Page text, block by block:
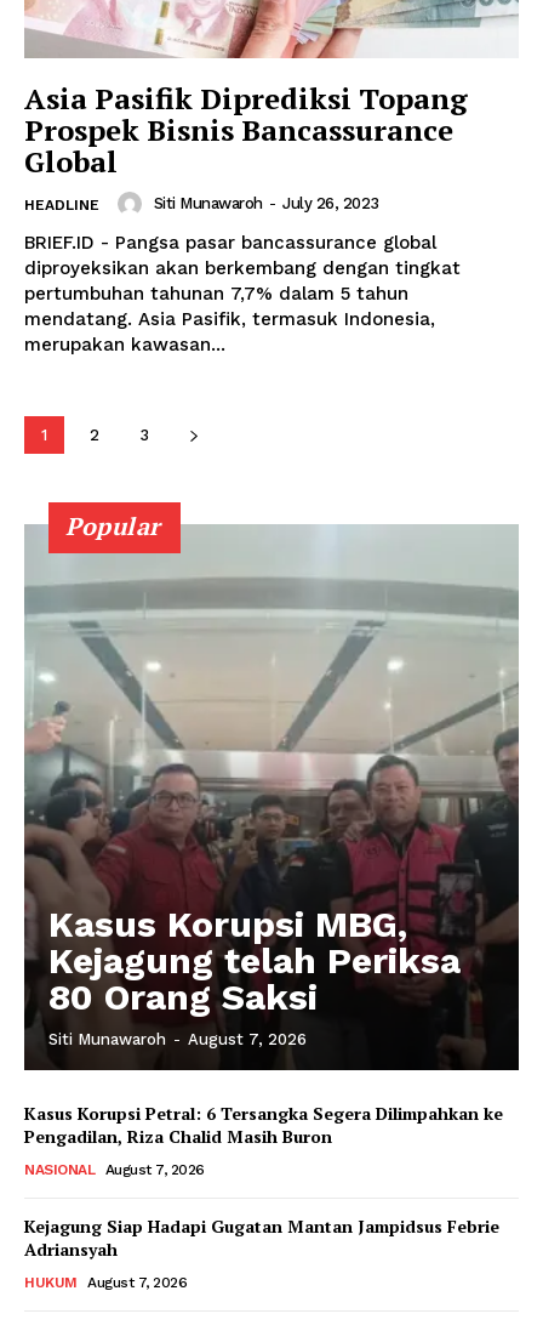
Asia Pasifik Diprediksi Topang
Prospek Bisnis Bancassurance
Global
HEADLINE Siti Munawaroh - July 26, 2023
BRIEF.ID - Pangsa pasar bancassurance global
diproyeksikan akan berkembang dengan tingkat
pertumbuhan tahunan 7,7% dalam 5 tahun
mendatang. Asia Pasifik, termasuk Indonesia,
merupakan kawasan...
1 2 3
Popular
Kasus Korupsi MBG,
Kejagung telah Periksa
80 Orang Saksi
Siti Munawaroh - August 7, 2026
Kasus Korupsi Petral: 6 Tersangka Segera Dilimpahkan ke
Pengadilan, Riza Chalid Masih Buron
NASIONAL August 7, 2026
Kejagung Siap Hadapi Gugatan Mantan Jampidsus Febrie
Adriansyah
HUKUM August 7, 2026